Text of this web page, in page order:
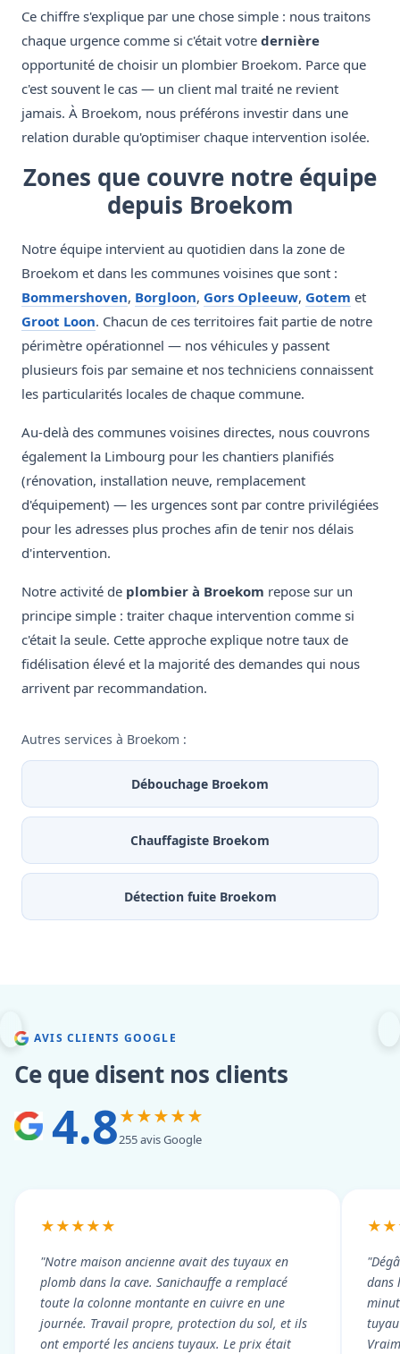
Ce chiffre s'explique par une chose simple : nous traitons
chaque urgence comme si c'était votre dernière
opportunité de choisir un plombier Broekom. Parce que
c'est souvent le cas — un client mal traité ne revient
jamais. À Broekom, nous préférons investir dans une
relation durable qu'optimiser chaque intervention isolée.
Zones que couvre notre équipe
depuis Broekom
Notre équipe intervient au quotidien dans la zone de
Broekom et dans les communes voisines que sont :
Bommershoven, Borgloon, Gors Opleeuw, Gotem et
Groot Loon. Chacun de ces territoires fait partie de notre
périmètre opérationnel — nos véhicules y passent
plusieurs fois par semaine et nos techniciens connaissent
les particularités locales de chaque commune.
Au-delà des communes voisines directes, nous couvrons
également la Limbourg pour les chantiers planifiés
(rénovation, installation neuve, remplacement
d'équipement) — les urgences sont par contre privilégiées
pour les adresses plus proches afin de tenir nos délais
d'intervention.
Notre activité de plombier à Broekom repose sur un
principe simple : traiter chaque intervention comme si
c'était la seule. Cette approche explique notre taux de
fidélisation élevé et la majorité des demandes qui nous
arrivent par recommandation.
Autres services à Broekom :
Débouchage Broekom
Chauffagiste Broekom
Détection fuite Broekom
AVIS CLIENTS GOOGLE
Ce que disent nos clients
4.8★★★★★
255 avis Google
★★★★★
"Notre maison ancienne avait des tuyaux en
plomb dans la cave. Sanichauffe a remplacé
toute la colonne montante en cuivre en une
journée. Travail propre, protection du sol, et ils
ont emporté les anciens tuyaux. Le prix était
dans